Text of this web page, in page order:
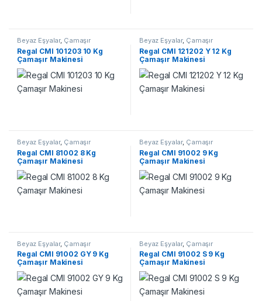
Beyaz Eşyalar, Çamaşır
Makineleri
Regal CMI 101203 10 Kg
Çamaşır Makinesi
Beyaz Eşyalar, Çamaşır
Makineleri
Regal CMI 121202 Y 12 Kg
Çamaşır Makinesi
Beyaz Eşyalar, Çamaşır
Makineleri
Regal CMI 81002 8 Kg
Çamaşır Makinesi
Beyaz Eşyalar, Çamaşır
Makineleri
Regal CMI 91002 9 Kg
Çamaşır Makinesi
Beyaz Eşyalar, Çamaşır
Makineleri
Regal CMI 91002 GY 9 Kg
Çamaşır Makinesi
Beyaz Eşyalar, Çamaşır
Makineleri
Regal CMI 91002 S 9 Kg
Çamaşır Makinesi